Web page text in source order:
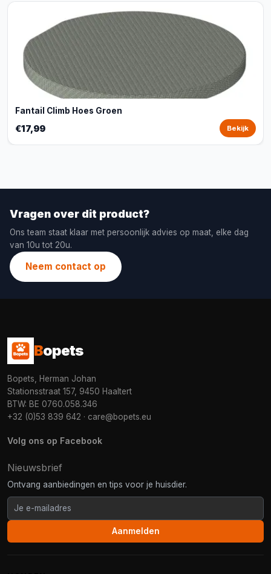
Fantail Climb Hoes Groen
€17,99 Bekijk
Vragen over dit product?
Ons team staat klaar met persoonlijk advies op maat, elke dag
van 10u tot 20u.
Neem contact op
Bopets
Bopets, Herman Johan
Stationsstraat 157, 9450 Haaltert
BTW: BE 0760.058.346
+32 (0)53 839 642 · care@bopets.eu
Volg ons op Facebook
Nieuwsbrief
Ontvang aanbiedingen en tips voor je huisdier.
Aanmelden